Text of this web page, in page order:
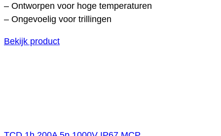
– Ontworpen voor hoge temperaturen
– Ongevoelig voor trillingen
Bekijk product